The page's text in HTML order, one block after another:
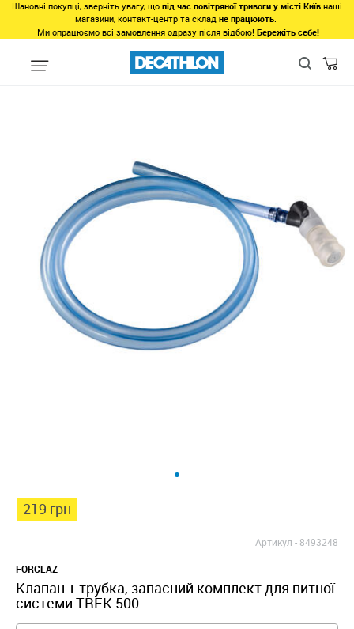
Шановні покупці, зверніть увагу, що під час повітряної тривоги у місті Київ наші
магазини, контакт-центр та склад не працюють.
Ми опрацюємо всі замовлення одразу після відбою! Бережіть себе!
Види спорту Туризм, Кемпiнг Кемпінг Кухонне приладдя
219 грн
Артикул -8493248
FORCLAZ
Клапан + трубка, запасний комплект для питної
системи TREK 500